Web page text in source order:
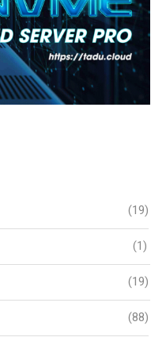
(19)
(1)
(19)
(88)